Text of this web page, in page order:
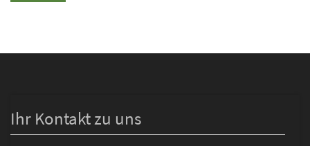
Ihr Kontakt zu uns